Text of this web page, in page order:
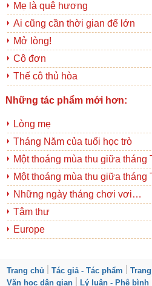
Mẹ là quê hương
Ai cũng cần thời gian để lớn
Mở lòng!
Cô đơn
Thế cô thủ hòa
Những tác phẩm mới hơn:
Lòng mẹ
Tháng Năm của tuổi học trò
Một thoáng mùa thu giữa tháng
Một thoáng mùa thu giữa tháng
Những ngày tháng chơi vơi…
Tâm thư
Europe
Trang chủ Tác giả - Tác phẩm
Văn học dân gian
Lý luận - Phê bình